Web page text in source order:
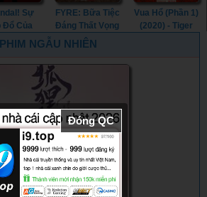
Sự
Đổ Của
(2022)
Down
(2022)
FYRE: Bữa Tiệc
Đáng Thất Vọng
(2019) - FYRE:
Party That
Happened
(2019)
Vua Hổ (Phần 1)
(2020) - Tiger
PHIM NGẪU NHIÊN
Đóng QC